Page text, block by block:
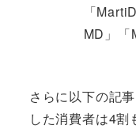
「
MD」「
さらに以下の記
した消費者は4